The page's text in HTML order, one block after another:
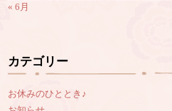
« 6月
カテゴリー
お休みのひととき♪